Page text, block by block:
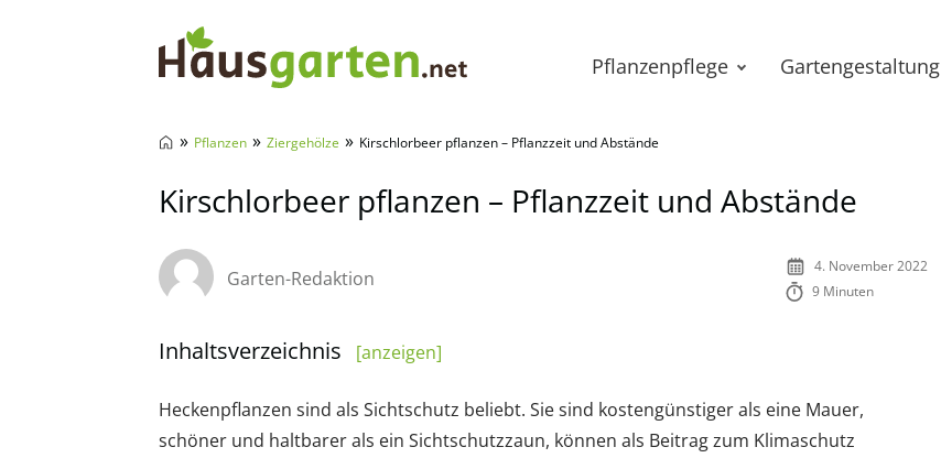
Pflanzenpflege Gartengestaltung
» Pflanzen » Ziergehölze » Kirschlorbeer pflanzen – Pflanzzeit und Abstände
Kirschlorbeer pflanzen – Pflanzzeit und Abstände
Garten-Redaktion
4. November 2022
9 Minuten
Inhaltsverzeichnis [anzeigen]
Heckenpflanzen sind als Sichtschutz beliebt. Sie sind kostengünstiger als eine Mauer,
schöner und haltbarer als ein Sichtschutzzaun, können als Beitrag zum Klimaschutz